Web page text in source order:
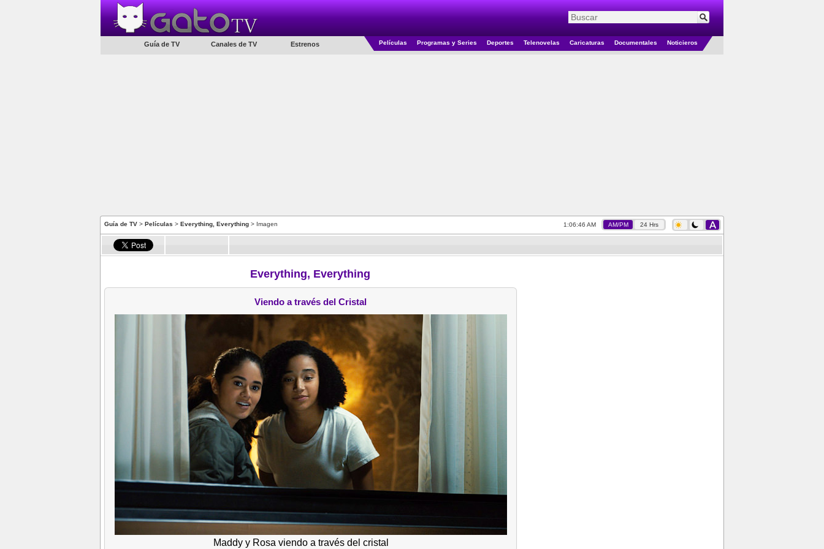
Guía de TV Canales de TV Estrenos Películas Programas y Series Deportes Telenovelas Caricaturas Documentales Noticieros
Guía de TV > Películas > Everything, Everything > Imagen 1:06:46 AM AM/PM 24 Hrs
Everything, Everything
Viendo a través del Cristal
Maddy y Rosa viendo a través del cristal